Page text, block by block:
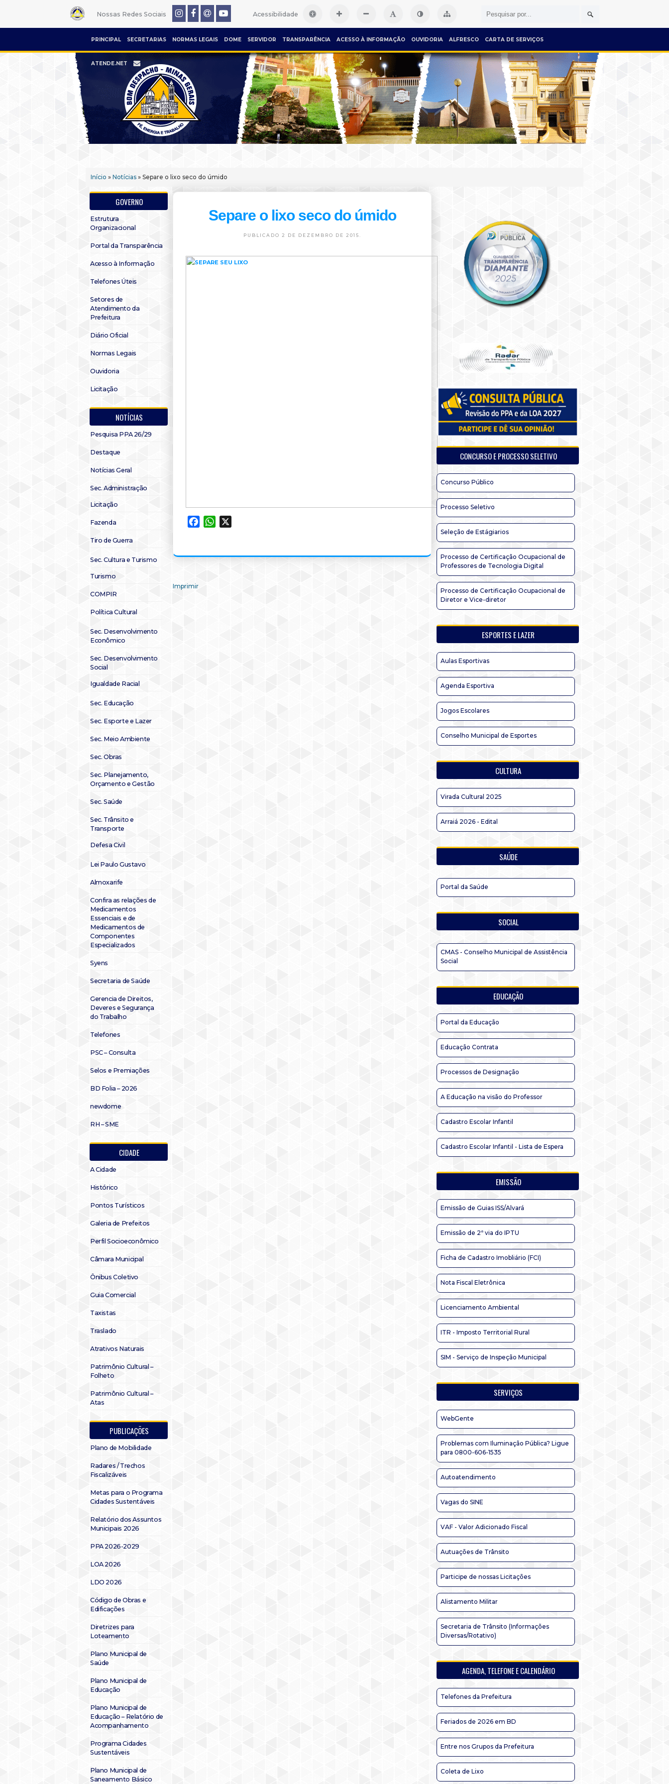
Nossas Redes Sociais Acessibilidade
PRINCIPAL SECRETARIAS NORMAS LEGAIS DOME SERVIDOR TRANSPARÊNCIA ACESSO À INFORMAÇÃO OUVIDORIA ALFRESCO CARTA DE SERVIÇOS
ATENDE.NET
Início » Notícias » Separe o lixo seco do úmido
GOVERNO
Estrutura
Organizacional
Portal da Transparência
Acesso à Informação
Telefones Úteis
Setores de
Atendimento da
Prefeitura
Diário Oficial
Normas Legais
Ouvidoria
Licitação
NOTÍCIAS
Pesquisa PPA 26/29
Destaque
Notícias Geral
Sec. Administração
Licitação
Fazenda
Tiro de Guerra
Sec. Cultura e Turismo
Turismo
COMPIR
Política Cultural
Sec. Desenvolvimento
Econômico
Sec. Desenvolvimento
Social
Igualdade Racial
Sec. Educação
Sec. Esporte e Lazer
Sec. Meio Ambiente
Sec. Obras
Sec. Planejamento,
Orçamento e Gestão
Sec. Saúde
Sec. Trânsito e
Transporte
Defesa Civil
Lei Paulo Gustavo
Almoxarife
Confira as relações de
Medicamentos
Essenciais e de
Medicamentos de
Componentes
Especializados
Syens
Secretaria de Saúde
Gerencia de Direitos,
Deveres e Segurança
do Trabalho
Telefones
PSC – Consulta
Selos e Premiações
BD Folia – 2026
newdome
RH – SME
CIDADE
A Cidade
Histórico
Pontos Turísticos
Galeria de Prefeitos
Perfil Socioeconômico
Câmara Municipal
Ônibus Coletivo
Guia Comercial
Taxistas
Traslado
Atrativos Naturais
Patrimônio Cultural –
Folheto
Patrimônio Cultural –
Atas
PUBLICAÇÕES
Plano de Mobilidade
Radares / Trechos
Fiscalizáveis
Metas para o Programa
Cidades Sustentáveis
Relatório dos Assuntos
Municipais 2026
PPA 2026-2029
LOA 2026
LDO 2026
Código de Obras e
Edificações
Diretrizes para
Loteamento
Plano Municipal de
Saúde
Plano Municipal de
Educação
Plano Municipal de
Educação – Relatório de
Acompanhamento
Programa Cidades
Sustentáveis
Plano Municipal de
Saneamento Básico
Separe o lixo seco do úmido
PUBLICADO 2 DE DEZEMBRO DE 2015.
FacebookWhatsApp
Imprimir
CONCURSO E PROCESSO SELETIVO
Concurso Público
Processo Seletivo
Seleção de Estágiarios
Processo de Certificação Ocupacional de
Professores de Tecnologia Digital
Processo de Certificação Ocupacional de
Diretor e Vice-diretor
ESPORTES E LAZER
Aulas Esportivas
Agenda Esportiva
Jogos Escolares
Conselho Municipal de Esportes
CULTURA
Virada Cultural 2025
Arraiá 2026 - Edital
SAÚDE
Portal da Saúde
SOCIAL
CMAS - Conselho Municipal de Assistência
Social
EDUCAÇÃO
Portal da Educação
Educação Contrata
Processos de Designação
A Educação na visão do Professor
Cadastro Escolar Infantil
Cadastro Escolar Infantil - Lista de Espera
EMISSÃO
Emissão de Guias ISS/Alvará
Emissão de 2ª via do IPTU
Ficha de Cadastro Imobliário (FCI)
Nota Fiscal Eletrônica
Licenciamento Ambiental
ITR - Imposto Territorial Rural
SIM - Serviço de Inspeção Municipal
SERVIÇOS
WebGente
Problemas com Iluminação Pública? Ligue
para 0800-606-1535
Autoatendimento
Vagas do SINE
VAF - Valor Adicionado Fiscal
Autuações de Trânsito
Participe de nossas Licitações
Alistamento Militar
Secretaria de Trânsito (Informações
Diversas/Rotativo)
AGENDA, TELEFONE E CALENDÁRIO
Telefones da Prefeitura
Feriados de 2026 em BD
Entre nos Grupos da Prefeitura
Coleta de Lixo